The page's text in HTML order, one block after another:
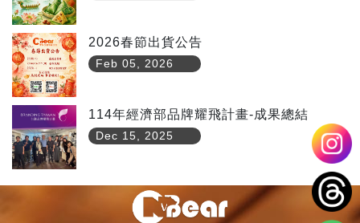
2026春節出貨公告
Feb 05, 2026
114年經濟部品牌耀飛計畫-成果總結
Dec 15, 2025